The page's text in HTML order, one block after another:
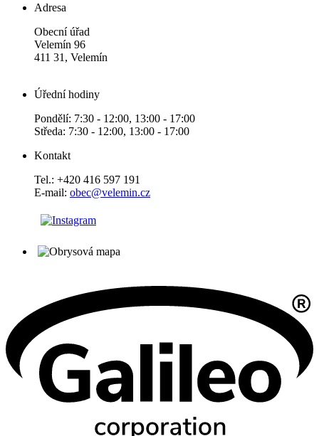
Adresa
Obecní úřad
Velemín 96
411 31, Velemín
Úřední hodiny
Pondělí: 7:30 - 12:00, 13:00 - 17:00
Středa: 7:30 - 12:00, 13:00 - 17:00
Kontakt
Tel.: +420 416 597 191
E-mail: obec@velemin.cz